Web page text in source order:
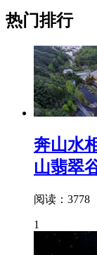
热门排行
奔山水
山翡翠
阅读：3778
1